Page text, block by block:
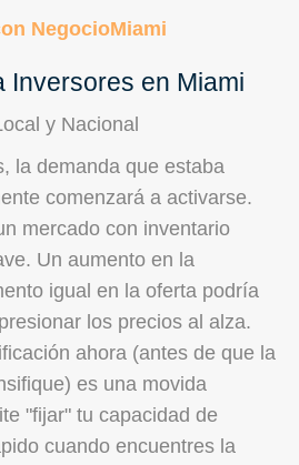
NegocioMiami
Inversores en Miami
y Nacional
la demanda que estaba
comenzará a activarse.
mercado con inventario
Un aumento en la
igual en la oferta podría
los precios al alza.
ahora (antes de que la
es una movida
"fijar" tu capacidad de
cuando encuentres la